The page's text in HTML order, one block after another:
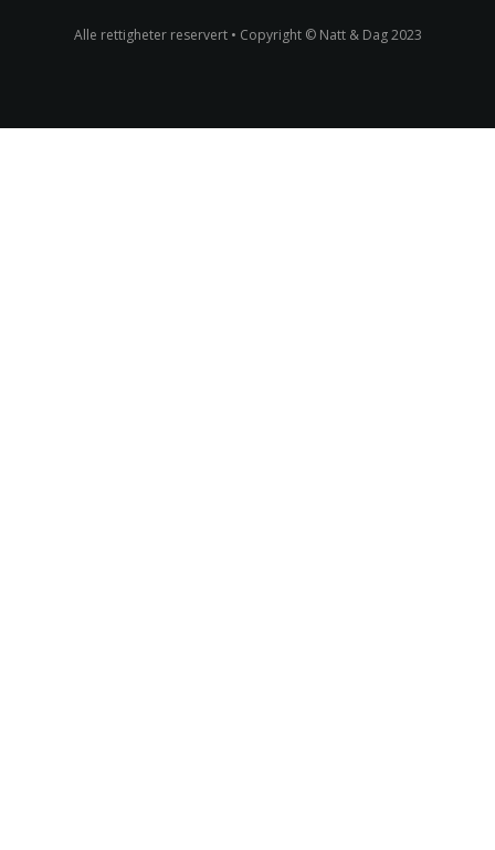
Alle rettigheter reservert • Copyright © Natt & Dag 2023